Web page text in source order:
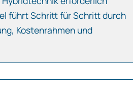
führt Schritt für Schritt durch
Kostenrahmen und